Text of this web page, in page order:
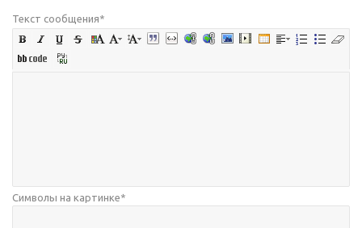
Текст сообщения*
Символы на картинке*